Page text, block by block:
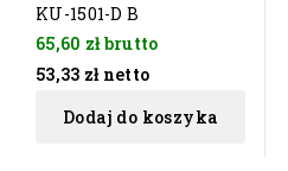
KU-1501-D B
65,60 złbrutto
53,33 zł netto
Dodaj do koszyka